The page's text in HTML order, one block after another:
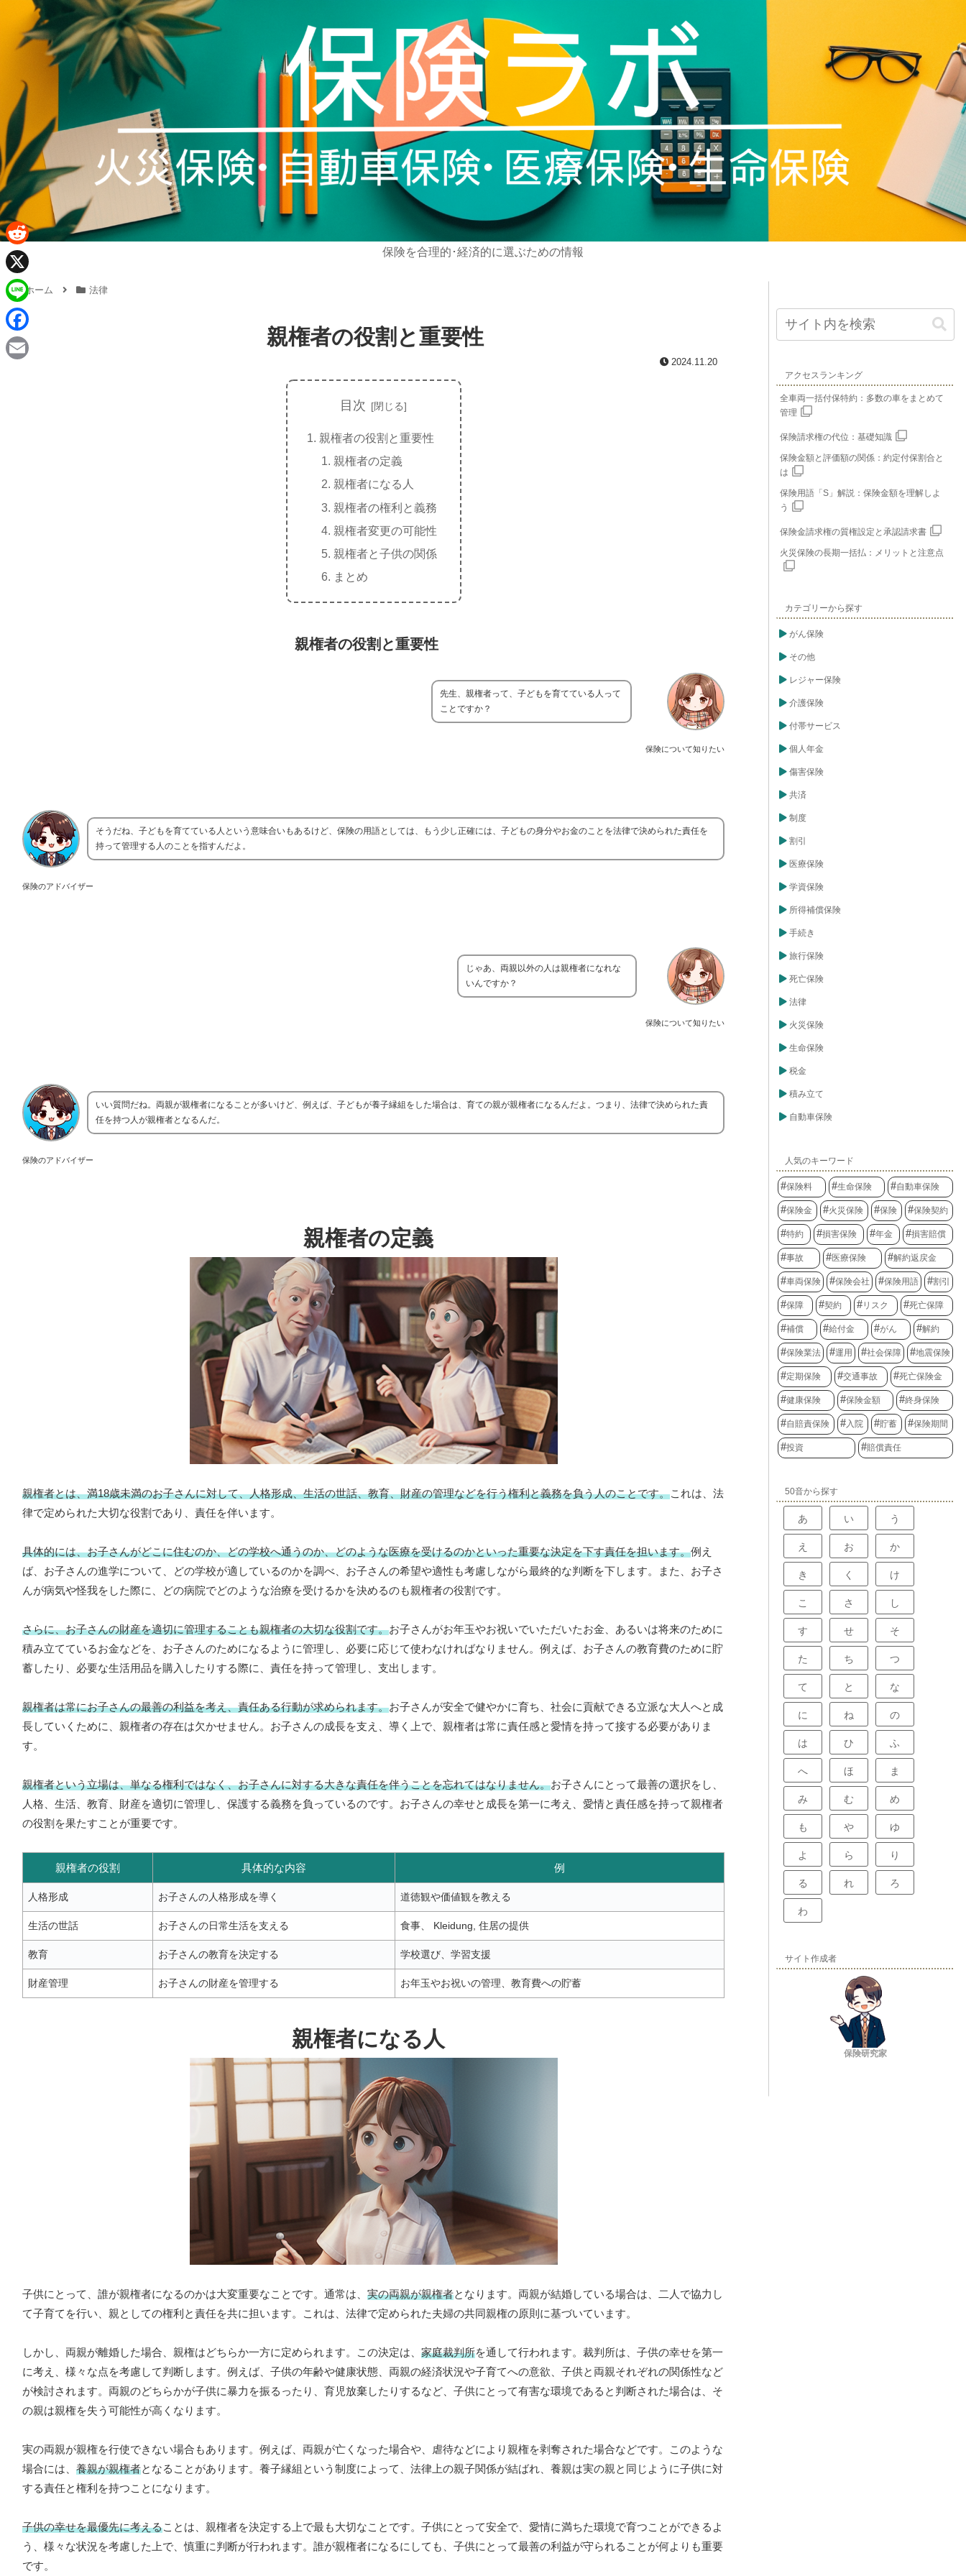
保険を合理的･経済的に選ぶための情報
ホーム 法律
親権者の役割と重要性
2024.11.20
目次
親権者の役割と重要性
親権者の定義
親権者になる人
親権者の権利と義務
親権者変更の可能性
親権者と子供の関係
まとめ
親権者の役割と重要性
保険について知りたい
先生、親権者って、子どもを育てている人って
ことですか？
保険のアドバイザー
そうだね、子どもを育てている人という意味合いもあるけど、保険の用語としては、もう少し正確には、子どもの身分やお金のことを法律で決められた責任を
持って管理する人のことを指すんだよ。
保険について知りたい
じゃあ、両親以外の人は親権者になれな
いんですか？
保険のアドバイザー
いい質問だね。両親が親権者になることが多いけど、例えば、子どもが養子縁組をした場合は、育ての親が親権者になるんだよ。つまり、法律で決められた責
任を持つ人が親権者となるんだ。
親権者の定義
親権者とは、満18歳未満のお子さんに対して、人格形成、生活の世話、教育、財産の管理などを行う権利と義務を負う人のことです。これは、法
律で定められた大切な役割であり、責任を伴います。
具体的には、お子さんがどこに住むのか、どの学校へ通うのか、どのような医療を受けるのかといった重要な決定を下す責任を担います。例え
ば、お子さんの進学について、どの学校が適しているのかを調べ、お子さんの希望や適性も考慮しながら最終的な判断を下します。また、お子さ
んが病気や怪我をした際に、どの病院でどのような治療を受けるかを決めるのも親権者の役割です。
さらに、お子さんの財産を適切に管理することも親権者の大切な役割です。お子さんがお年玉やお祝いでいただいたお金、あるいは将来のために
積み立てているお金などを、お子さんのためになるように管理し、必要に応じて使わなければなりません。例えば、お子さんの教育費のために貯
蓄したり、必要な生活用品を購入したりする際に、責任を持って管理し、支出します。
親権者は常にお子さんの最善の利益を考え、責任ある行動が求められます。お子さんが安全で健やかに育ち、社会に貢献できる立派な大人へと成
長していくために、親権者の存在は欠かせません。お子さんの成長を支え、導く上で、親権者は常に責任感と愛情を持って接する必要がありま
す。
親権者という立場は、単なる権利ではなく、お子さんに対する大きな責任を伴うことを忘れてはなりません。お子さんにとって最善の選択をし、
人格、生活、教育、財産を適切に管理し、保護する義務を負っているのです。お子さんの幸せと成長を第一に考え、愛情と責任感を持って親権者
の役割を果たすことが重要です。
親権者の役割 具体的な内容 例
人格形成 お子さんの人格形成を導く 道徳観や価値観を教える
生活の世話 お子さんの日常生活を支える 食事、 Kleidung, 住居の提供
教育 お子さんの教育を決定する 学校選び、学習支援
財産管理 お子さんの財産を管理する お年玉やお祝いの管理、教育費への貯蓄
親権者になる人
子供にとって、誰が親権者になるのかは大変重要なことです。通常は、 実の両親が親権者となります。両親が結婚している場合は、二人で協力し
て子育てを行い、親としての権利と責任を共に担います。これは、法律で定められた夫婦の共同親権の原則に基づいています。
しかし、両親が離婚した場合、親権はどちらか一方に定められます。この決定は、 家庭裁判所を通して行われます。裁判所は、子供の幸せを第一
に考え、様々な点を考慮して判断します。例えば、子供の年齢や健康状態、両親の経済状況や子育てへの意欲、子供と両親それぞれの関係性など
が検討されます。両親のどちらかが子供に暴力を振るったり、育児放棄したりするなど、子供にとって有害な環境であると判断された場合は、そ
の親は親権を失う可能性が高くなります。
実の両親が親権を行使できない場合もあります。例えば、両親が亡くなった場合や、虐待などにより親権を剥奪された場合などです。このような
場合には、 養親が親権者となることがあります。養子縁組という制度によって、法律上の親子関係が結ばれ、養親は実の親と同じように子供に対
する責任と権利を持つことになります。
子供の幸せを最優先に考えることは、親権者を決定する上で最も大切なことです。子供にとって安全で、愛情に満ちた環境で育つことができるよ
う、様々な状況を考慮した上で、慎重に判断が行われます。誰が親権者になるにしても、子供にとって最善の利益が守られることが何よりも重要
です。
アクセスランキング
全車両一括付保特約：多数の車をまとめて
管理
保険請求権の代位：基礎知識
保険金額と評価額の関係：約定付保割合と
は
保険用語「S」解説：保険金額を理解しよ
う
保険金請求権の質権設定と承認請求書
火災保険の長期一括払：メリットと注意点
カテゴリーから探す
がん保険
その他
レジャー保険
介護保険
付帯サービス
個人年金
傷害保険
共済
制度
割引
医療保険
学資保険
所得補償保険
手続き
旅行保険
死亡保険
法律
火災保険
生命保険
税金
積み立て
自動車保険
人気のキーワード
保険料 生命保険 自動車保険
保険金 火災保険 保険 保険契約
特約 損害保険 年金 損害賠償
事故 医療保険 解約返戻金
車両保険 保険会社 保険用語 割引
保障 契約 リスク 死亡保障
補償 給付金 がん 解約
保険業法 運用 社会保障 地震保険
定期保険 交通事故 死亡保険金
健康保険 保険金額 終身保険
自賠責保険 入院 貯蓄 保険期間
投資 賠償責任
50音から探す
あ い う
え お か
き く け
こ さ し
す せ そ
た ち つ
て と な
に ね の
は ひ ふ
へ ほ ま
み む め
も や ゆ
よ ら り
る れ ろ
わ
サイト作成者
保険研究家
R
e
d
d
i
X
L
n
F